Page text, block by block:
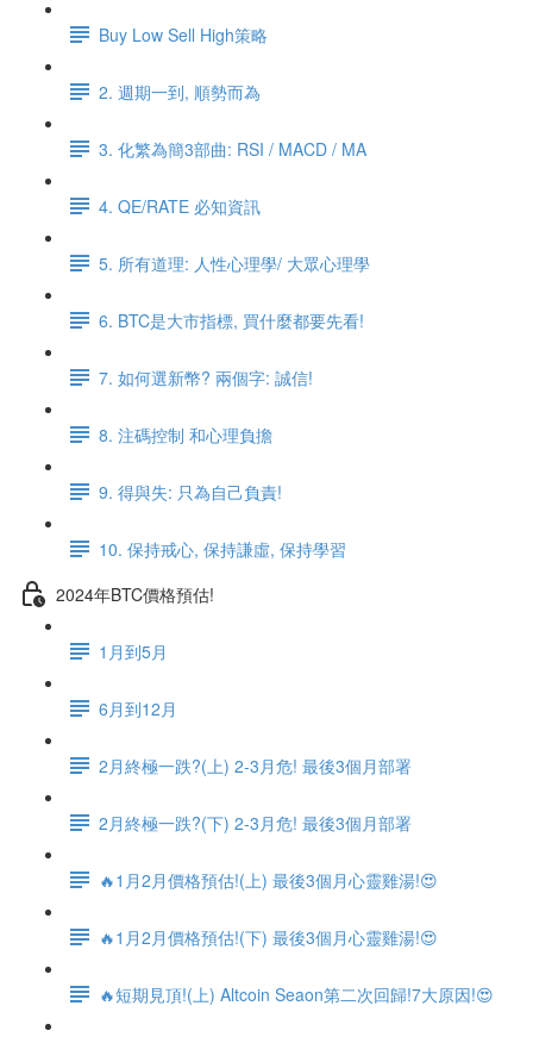
Buy Low Sell High策略
2. 週期一到, 順勢而為
3. 化繁為簡3部曲: RSI / MACD / MA
4. QE/RATE 必知資訊
5. 所有道理: 人性心理學/ 大眾心理學
6. BTC是大市指標, 買什麼都要先看!
7. 如何選新幣? 兩個字: 誠信!
8. 注碼控制 和心理負擔
9. 得與失: 只為自己負責!
10. 保持戒心, 保持謙虛, 保持學習
2024年BTC價格預估!
1月到5月
6月到12月
2月終極一跌?(上) 2-3月危! 最後3個月部署
2月終極一跌?(下) 2-3月危! 最後3個月部署
🔥1月2月價格預估!(上) 最後3個月心靈雞湯!😍
🔥1月2月價格預估!(下) 最後3個月心靈雞湯!😍
🔥短期見頂!(上) Altcoin Seaon第二次回歸!7大原因!😍